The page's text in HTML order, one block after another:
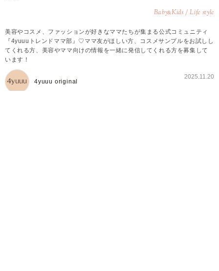
Baby&Kids / Life style
美容やコスメ、ファッションが好きなママたちが集まる公式コミュニティ
『4yuuuトレンドママ部』♡ママ友がほしい方、コスメサンプルをお試しし
てくれる方、美容やママ向けの情報を一緒に発信してくれる方を募集して
います！
4yuuu original
2025.11.20